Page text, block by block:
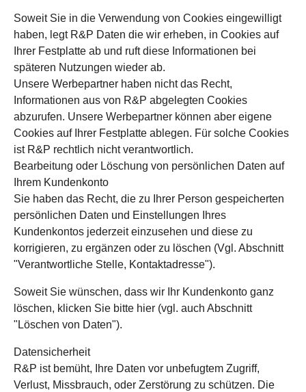
Soweit Sie in die Verwendung von Cookies eingewilligt
haben, legt R&P Daten die wir erheben, in Cookies auf
Ihrer Festplatte ab und ruft diese Informationen bei
späteren Nutzungen wieder ab.
Unsere Werbepartner haben nicht das Recht,
Informationen aus von R&P abgelegten Cookies
abzurufen. Unsere Werbepartner können aber eigene
Cookies auf Ihrer Festplatte ablegen. Für solche Cookies
ist R&P rechtlich nicht verantwortlich.
Bearbeitung oder Löschung von persönlichen Daten auf
Ihrem Kundenkonto
Sie haben das Recht, die zu Ihrer Person gespeicherten
persönlichen Daten und Einstellungen Ihres
Kundenkontos jederzeit einzusehen und diese zu
korrigieren, zu ergänzen oder zu löschen (Vgl. Abschnitt
"Verantwortliche Stelle, Kontaktadresse").
Soweit Sie wünschen, dass wir Ihr Kundenkonto ganz
löschen, klicken Sie bitte hier (vgl. auch Abschnitt
"Löschen von Daten").
Datensicherheit
R&P ist bemüht, Ihre Daten vor unbefugtem Zugriff,
Verlust, Missbrauch, oder Zerstörung zu schützen. Die